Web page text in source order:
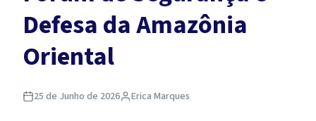
Defesa da Amazônia
Oriental
25 de Junho de 2026 Erica Marques